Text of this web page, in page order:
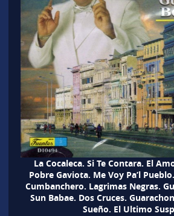
La Cocaleca. Si Te Contara. El
Pobre Gaviota. Me Voy Pa’l
Cumbanchero. Lagrimas Negras.
Sun Babae. Dos Cruces.
Sueño. El Ultimo